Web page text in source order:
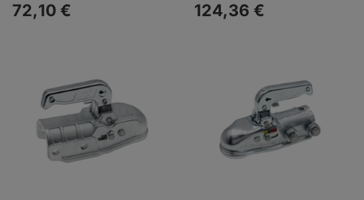
72,10 € 124,36 €